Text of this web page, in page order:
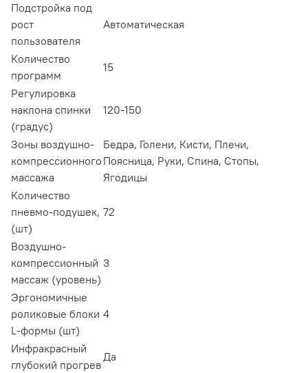
Подстройка под
рост
пользователя
Автоматическая
Количество
программ
15
Регулировка
наклона спинки
(градус)
120-150
Зоны воздушно-
компрессионного
массажа
Бедра, Голени, Кисти, Плечи,
Поясница, Руки, Спина, Стопы,
Ягодицы
Количество
пневмо-подушек,
(шт)
72
Воздушно-
компрессионный
массаж (уровень)
3
Эргономичные
роликовые блоки
L-формы (шт)
4
Инфракрасный
глубокий прогрев
Да